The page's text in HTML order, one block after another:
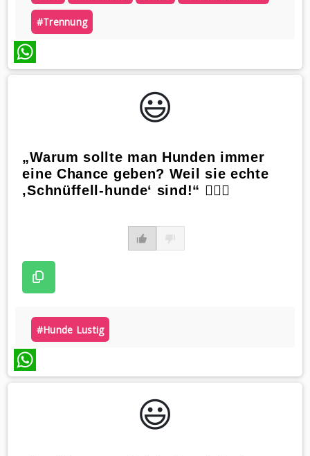
#trennung
WhatsApp
😃️
„Warum sollte man Hunden immer
eine Chance geben? Weil sie echte
‚Schnüffell-hunde‘ sind!“ 🕵️‍♂️🐶
#hunde Lustig
WhatsApp
😃️